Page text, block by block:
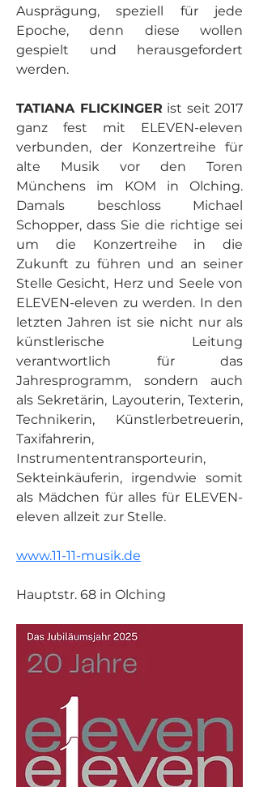
Ausprägung, speziell für jede
Epoche, denn diese wollen
gespielt und herausgefordert
werden.
TATIANA FLICKINGER ist seit 2017
ganz fest mit ELEVEN-eleven
verbunden, der Konzertreihe für
alte Musik vor den Toren
Münchens im KOM in Olching.
Damals beschloss Michael
Schopper, dass Sie die richtige sei
um die Konzertreihe in die
Zukunft zu führen und an seiner
Stelle Gesicht, Herz und Seele von
ELEVEN-eleven zu werden. In den
letzten Jahren ist sie nicht nur als
künstlerische Leitung
verantwortlich für das
Jahresprogramm, sondern auch
als Sekretärin, Layouterin, Texterin,
Technikerin, Künstlerbetreuerin,
Taxifahrerin,
Instrumententransporteurin,
Sekteinkäuferin, irgendwie somit
als Mädchen für alles für ELEVEN-
eleven allzeit zur Stelle.
www.11-11-musik.de
Hauptstr. 68 in Olching